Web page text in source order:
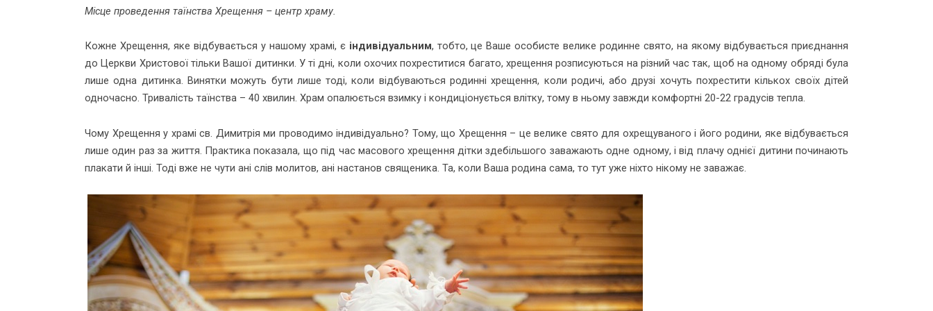
Місце проведення таїнства Хрещення – центр храму.
Кожне Хрещення, яке відбувається у нашому храмі, є індивідуальним, тобто, це Ваше особисте велике родинне свято, на якому відбувається приєднання
до Церкви Христової тільки Вашої дитинки. У ті дні, коли охочих похреститися багато, хрещення розписуються на різний час так, щоб на одному обряді була
лише одна дитинка. Винятки можуть бути лише тоді, коли відбуваються родинні хрещення, коли родичі, або друзі хочуть похрестити кількох своїх дітей
одночасно. Тривалість таїнства – 40 хвилин. Храм опалюється взимку і кондиціонується влітку, тому в ньому завжди комфортні 20-22 градусів тепла.
Чому Хрещення у храмі св. Димитрія ми проводимо індивідуально? Тому, що Хрещення – це велике свято для охрещуваного і його родини, яке відбувається
лише один раз за життя. Практика показала, що під час масового хрещення дітки здебільшого заважають одне одному, і від плачу однієї дитини починають
плакати й інші. Тоді вже не чути ані слів молитов, ані настанов священика. Та, коли Ваша родина сама, то тут уже ніхто нікому не заважає.